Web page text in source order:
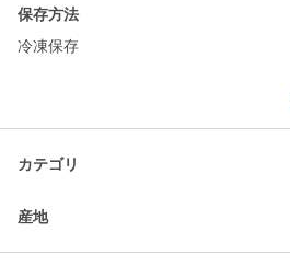
保存方法
冷凍保存
カテゴリ
産地